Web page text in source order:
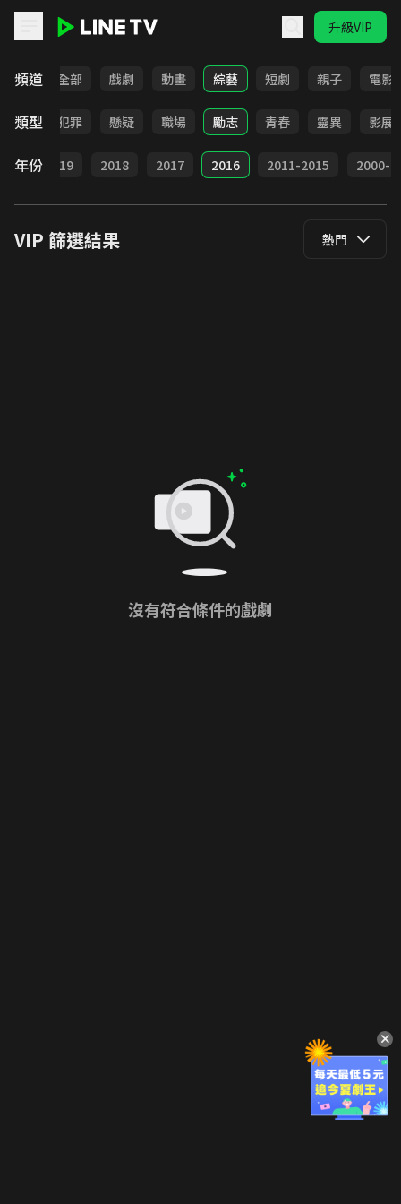
升級VIP
頻道 全部 戲劇 動畫 綜藝 短劇 親子 電影
類型
動作 犯罪 懸疑 職場 勵志 青春 靈異 影展
年份 2019 2018 2017 2016 2011-2015 2000-
VIP 篩選結果 熱門
沒有符合條件的戲劇